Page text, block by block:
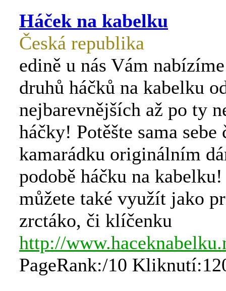
Háček na kabelku
Česká republika
edině u nás Vám
druhů háčků na kabelku
nejbarevnějších až po ty
háčky! Potěšte sama sebe
kamarádku originálním
podobě háčku na
můžete také využít jako
zrctáko, či klíčenku
http://
PageRank:/10